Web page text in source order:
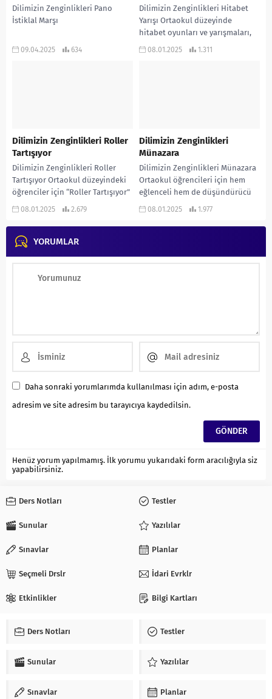
Dilimizin Zenginlikleri Pano
İstiklal Marşı
09.04.2025 634
Dilimizin Zenginlikleri Hitabet
Yarışı Ortaokul düzeyinde
hitabet oyunları ve yarışmaları,
öğrencilerin iletişim becerilerini
08.01.2025 1.311
Dilimizin Zenginlikleri Roller
Tartışıyor
Dilimizin Zenginlikleri Roller
Tartışıyor Ortaokul düzeyindeki
öğrenciler için “Roller Tartışıyor”
etkinlikleri, hem eğlenceli hem
Bu...
08.01.2025 2.679
Dilimizin Zenginlikleri
Münazara
Dilimizin Zenginlikleri Münazara
Ortaokul öğrencileri için hem
eğlenceli hem de düşündürücü
münazara konuları bulmak
düzeyine uygun,...
08.01.2025 1.977
YORUMLAR
Daha sonraki yorumlarımda kullanılması için adım, e-posta
adresim ve site adresim bu tarayıcıya kaydedilsin.
Henüz yorum yapılmamış. İlk yorumu yukarıdaki form aracılığıyla siz
yapabilirsiniz.
Ders Notları Testler
Sunular Yazılılar
Sınavlar Planlar
Seçmeli Drslr İdari Evrklr
Etkinlikler Bilgi Kartları
Ders Notları Testler
Sunular Yazılılar
Sınavlar Planlar